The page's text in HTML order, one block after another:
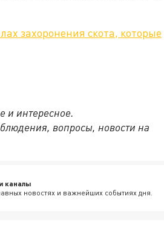
захоронения скота, которые
и интересное.
вопросы, новости на
каналы
новостях и важнейших событиях дня.